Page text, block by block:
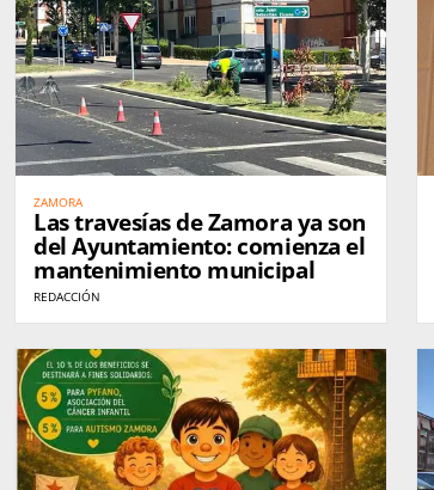
ZAMORA
Las travesías de Zamora ya son
del Ayuntamiento: comienza el
mantenimiento municipal
REDACCIÓN